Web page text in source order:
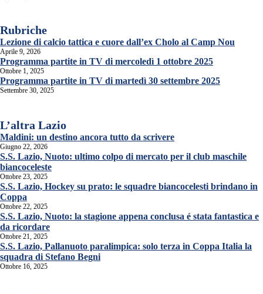
Rubriche
Lezione di calcio tattica e cuore dall’ex Cholo al Camp Nou
Aprile 9, 2026
Programma partite in TV di mercoledì 1 ottobre 2025
Ottobre 1, 2025
Programma partite in TV di martedì 30 settembre 2025
Settembre 30, 2025
L’altra Lazio
Maldini: un destino ancora tutto da scrivere
Giugno 22, 2026
S.S. Lazio, Nuoto: ultimo colpo di mercato per il club maschile
biancoceleste
Ottobre 23, 2025
S.S. Lazio, Hockey su prato: le squadre biancocelesti brindano in
Coppa
Ottobre 22, 2025
S.S. Lazio, Nuoto: la stagione appena conclusa é stata fantastica e
da ricordare
Ottobre 21, 2025
S.S. Lazio, Pallanuoto paralimpica: solo terza in Coppa Italia la
squadra di Stefano Begni
Ottobre 16, 2025